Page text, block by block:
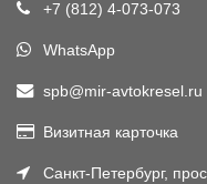
+7 (812) 4-073-073
WhatsApp
spb@mir-avtokresel.ru
Визитная карточка
Санкт-Петербург,